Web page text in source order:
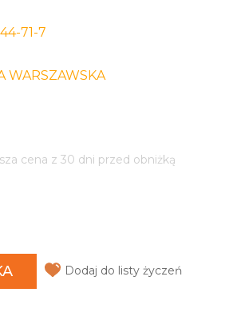
71-7
WARSZAWSKA
cena z 30 dni przed obniżką
Dodaj do listy życzeń